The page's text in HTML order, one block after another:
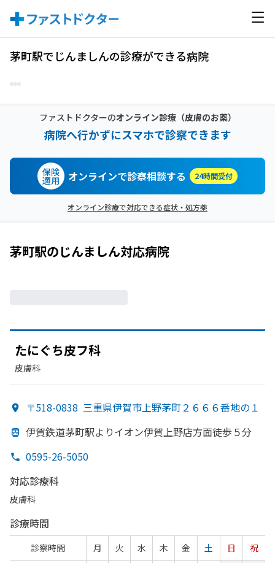
茅町駅でじんましんの診療ができる病院
ファストドクターのオンライン診療（皮膚のお薬）
病院へ行かずにスマホで診察できます
保険
適用 オンラインで診察相談する 24時間受付
オンライン診療で対応できる症状・処方薬
茅町駅のじんましん対応病院
たにぐち皮フ科
皮膚科
〒518-0838 三重県伊賀市上野茅町２６６６番地の１
伊賀鉄道茅町駅よりイオン伊賀上野店方面徒歩５分
0595-26-5050
対応診療科
皮膚科
診療時間
診察時間 月 火 水 木 金 土 日
祝